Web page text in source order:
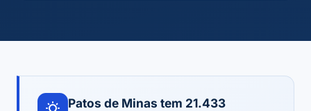
Patos de Minas tem 21.433